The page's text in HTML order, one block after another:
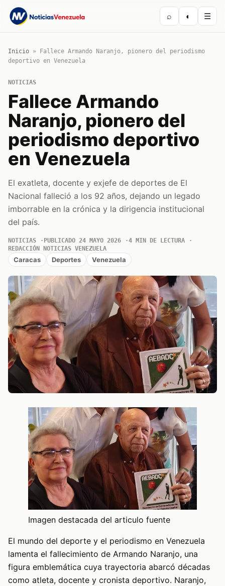
⌕ ◐ ☰
Inicio »
Fallece Armando Naranjo, pionero del periodismo
deportivo en Venezuela
NOTICIAS
Fallece Armando
Naranjo, pionero del
periodismo deportivo
en Venezuela
El exatleta, docente y exjefe de deportes de El
Nacional falleció a los 92 años, dejando un legado
imborrable en la crónica y la dirigencia institucional
del país.
NOTICIAS PUBLICADO 24 MAYO 2026
4 MIN DE LECTURA
REDACCIÓN NOTICIAS VENEZUELA
Caracas Deportes Venezuela
Imagen destacada del articulo fuente
El mundo del deporte y el periodismo en Venezuela
lamenta el fallecimiento de Armando Naranjo, una
figura emblemática cuya trayectoria abarcó décadas
como atleta, docente y cronista deportivo. Naranjo,